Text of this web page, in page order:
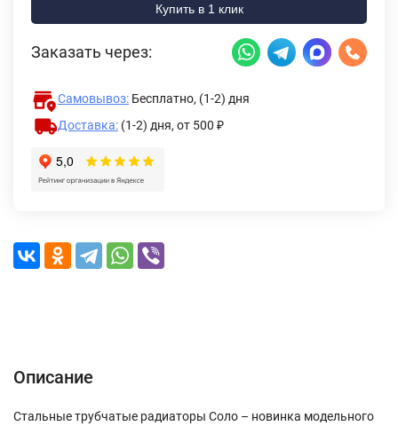
Купить в 1 клик
Заказать через:
Самовывоз: Бесплатно, (1-2) дня
Доставка: (1-2) дня, от 500 ₽
Описание
Стальные трубчатые радиаторы Соло – новинка модельного